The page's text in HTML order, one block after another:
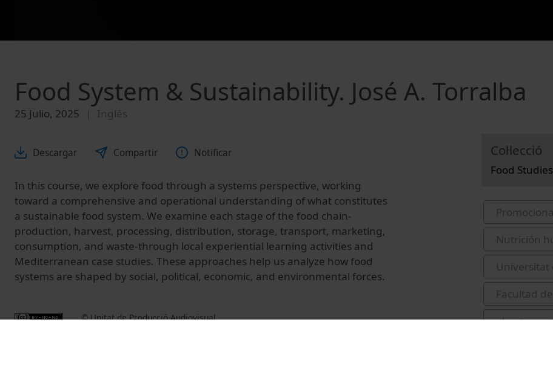
Food System & Sustainability. José A. Torralba
25 Julio, 2025 Inglés
Descargar Compartir Notificar
In this course, we explore food through a systems perspective, working
toward a comprehensive and operational understanding of what constitutes
a sustainable food system. We examine each stage of the food chain-
production, harvest, processing, distribution, storage, transport, marketing,
consumption, and waste-through local experiential learning activities and
Mediterranean case studies. These approaches help us analyze how food
systems are shaped by social, political, economic, and environmental forces.
© Unitat de Producció Audiovisual
Col·lecció
Food
Nutrición
Universitat
Facultad